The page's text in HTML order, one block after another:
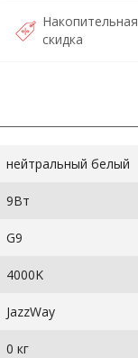
Накопительная
скидка
нейтральный белый
9Вт
G9
4000K
JazzWay
0 кг